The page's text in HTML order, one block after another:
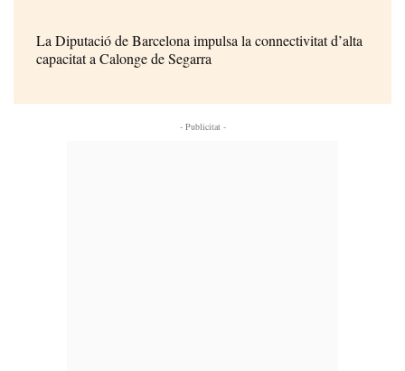
La Diputació de Barcelona impulsa la connectivitat d’alta
capacitat a Calonge de Segarra
- Publicitat -